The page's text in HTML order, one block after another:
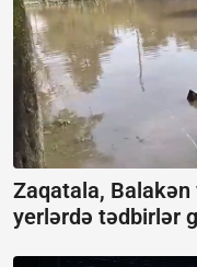
Zaqatala,
yerlərdə tədbirlər